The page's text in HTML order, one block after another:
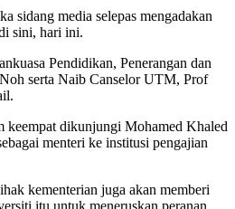
sidang media selepas mengadakan
sini, hari ini.
Pendidikan, Penerangan dan
serta Naib Canselor UTM, Prof
keempat dikunjungi Mohamed Khaled
menteri ke institusi pengajian
kementerian juga akan memberi